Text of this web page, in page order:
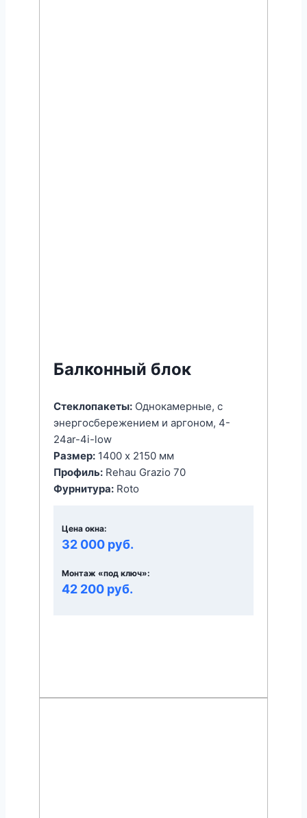
Балконный блок
Стеклопакеты: Однокамерные, с
энергоcбережением и аргоном, 4-
24ar-4i-low
Размер: 1400 x 2150 мм
Профиль: Rehau Grazio 70
Фурнитура: Roto
Цена окна:
32 000 руб.
Монтаж «под ключ»:
42 200 руб.